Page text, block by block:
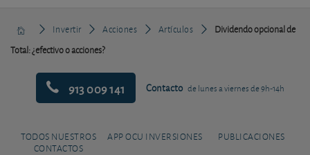
Invertir Acciones Artículos
Dividendo opcional de
Total: ¿efectivo o acciones?
913 009 141 Contacto de lunes a viernes de 9h-14h
TODOS NUESTROS
CONTACTOS
APP OCU INVERSIONES PUBLICACIONES